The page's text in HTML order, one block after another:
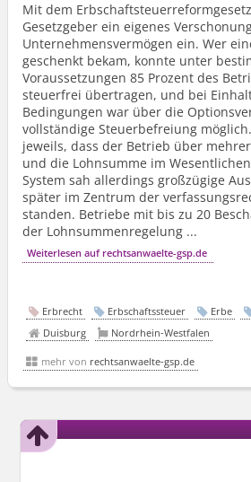
Mit dem
Gesetzgeber ein eigenes
Unternehmens­vermögen ein. Wer
geschenkt bekam, konnte unter
Voraussetzungen 85 Prozent des
steuerfrei übertragen, und bei
Bedingungen war über die
vollständige Steuerbefreiung
jeweils, dass der Betrieb über
und die Lohnsumme im
System sah allerdings großzügige
später im Zentrum der
standen. Betriebe mit bis zu 20
der Lohnsummenregelung ...
Weiterlesen auf rechtsanwaelte-gsp.de
Erbrecht Erbschaftssteuer Erbe
Duisburg
Nordrhein-Westfalen
mehr von rechtsanwaelte-gsp.de